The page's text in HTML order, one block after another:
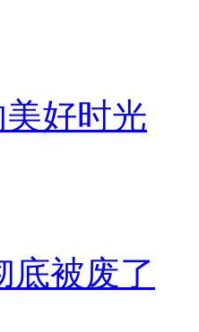
好时光
底被废了